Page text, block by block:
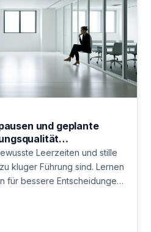
und geplante
Guide
Leerzeiten und stille
kluger Führung sind. Lernen
für bessere Entscheidungen